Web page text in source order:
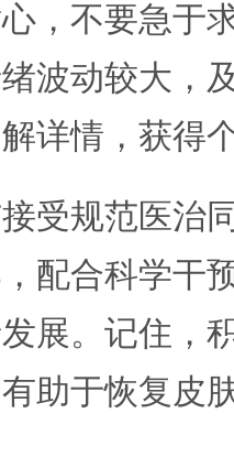
，不要急于
波动较大，
详情，获得
受规范医治
配合科学干
展。记住，
助于恢复皮